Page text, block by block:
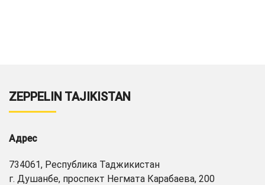
ZEPPELIN TAJIKISTAN
Адрес
734061, Республика Таджикистан
г. Душанбе, проспект Негмата Карабаева, 200